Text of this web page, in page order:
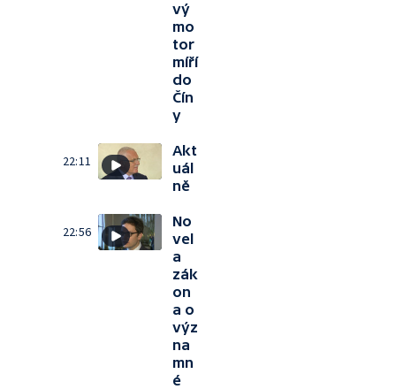
vý
mo
tor
míří
do
Čín
y
22:11
Akt
uál
ně
22:56
No
vel
a
zák
on
a o
výz
na
mn
é